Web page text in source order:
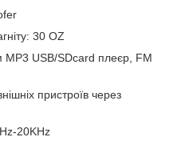
30 OZ
MP3 USB/SDcard плеєр, FM
пристроїв через
20KHz